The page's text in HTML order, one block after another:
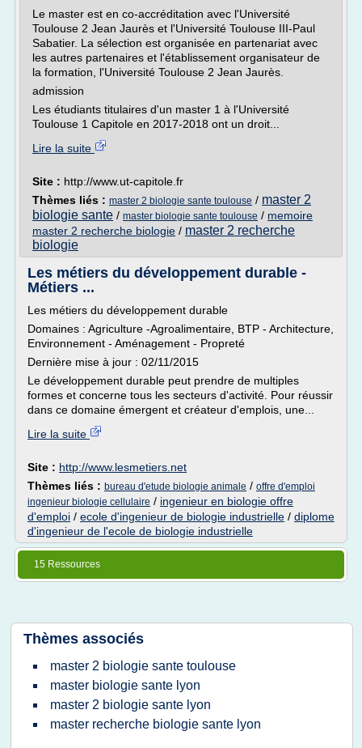
Le master est en co-accréditation avec l'Université
Toulouse 2 Jean Jaurès et l'Université Toulouse III-Paul
Sabatier. La sélection est organisée en partenariat avec
les autres partenaires et l'établissement organisateur de
la formation, l'Université Toulouse 2 Jean Jaurès.
admission
Les étudiants titulaires d'un master 1 à l'Université
Toulouse 1 Capitole en 2017-2018 ont un droit...
Lire la suite
Site : http://www.ut-capitole.fr
Thèmes liés : master 2 biologie sante toulouse / master 2
biologie sante / master biologie sante toulouse / memoire
master 2 recherche biologie / master 2 recherche
biologie
Les métiers du développement durable -
Métiers ...
Les métiers du développement durable
Domaines : Agriculture -Agroalimentaire, BTP - Architecture,
Environnement - Aménagement - Propreté
Dernière mise à jour : 02/11/2015
Le développement durable peut prendre de multiples
formes et concerne tous les secteurs d'activité. Pour réussir
dans ce domaine émergent et créateur d'emplois, une...
Lire la suite
Site : http://www.lesmetiers.net
Thèmes liés : bureau d'etude biologie animale / offre d'emploi
ingenieur biologie cellulaire / ingenieur en biologie offre
d'emploi / ecole d'ingenieur de biologie industrielle / diplome
d'ingenieur de l'ecole de biologie industrielle
15 Ressources
Thèmes associés
master 2 biologie sante toulouse
master biologie sante lyon
master 2 biologie sante lyon
master recherche biologie sante lyon